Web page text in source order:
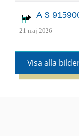
A S
21 maj 2026
Visa alla